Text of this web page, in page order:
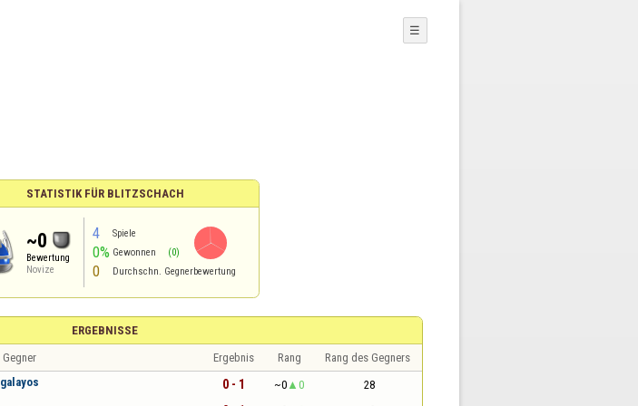
☰
STATISTIK FÜR BLITZSCHACH
~0
Bewertung
Novize
4 Spiele
0% Gewonnen (0)
0 Durchschn. Gegnerbewertung
ERGEBNISSE
Gegner Ergebnis Rang
Rang des Gegners
galayos
0 - 1 ~0 0
28